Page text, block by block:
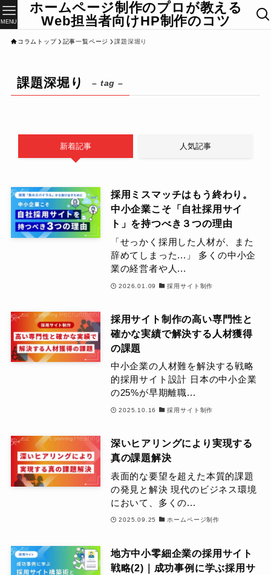
ホームページ制作のプロが教える
Web担当者向けHP制作のコツ
MENU
コラムトップ 記事一覧ページ 課題深堀り
課題深堀り – tag –
新着記事 人気記事
採用ミスマッチはもう終わり。
中小企業こそ「自社採用サイ
ト」を持つべき３つの理由
「せっかく採用した人材が、また
辞めてしまった...」 多くの中小企
業の経営者や人...
2026.01.09 採用サイト制作
採用サイト制作の高い専門性と
確かな実績で解決する人材獲得
の課題
中小企業の人材難を解決する戦略
的採用サイト設計 日本の中小企業
の25%が早期離職...
2025.10.16 採用サイト制作
深いヒアリングにより実現する
真の課題解決
表面的な要望を超えた本質的課題
の発見と解決 現代のビジネス環境
において、多くの...
2025.09.25 ホームページ制作
地方中小零細企業の採用サイト
戦略(2)｜成功事例に学ぶ採用サ